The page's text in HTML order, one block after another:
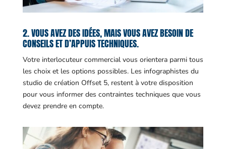
2. VOUS AVEZ DES IDÉES, MAIS VOUS AVEZ BESOIN DE
CONSEILS ET D’APPUIS TECHNIQUES.
Votre interlocuteur commercial vous orientera parmi tous
les choix et les options possibles. Les infographistes du
studio de création Offset 5, restent à votre disposition
pour vous informer des contraintes techniques que vous
devez prendre en compte.